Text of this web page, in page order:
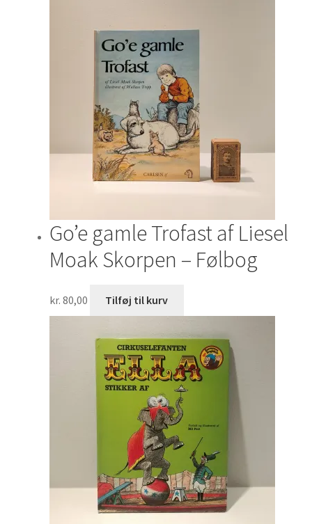
Go’e gamle Trofast af Liesel
Moak Skorpen – Følbog
kr. 80,00 Tilføj til kurv